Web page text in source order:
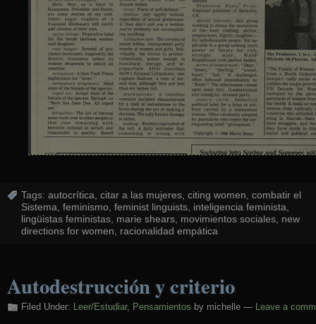
Tags: autocrítica, citar a las mujeres, citing women, combatir el
Sistema, feminismo, feminist linguists, inteligencia feminista,
lingüistas feministas, marie shears, movimientos sociales, new
directions for women, racionalidad empática
Autodestrucción y criterio
Filed Under: Leer/Estudiar, Pensamientos by michelle — Leave a